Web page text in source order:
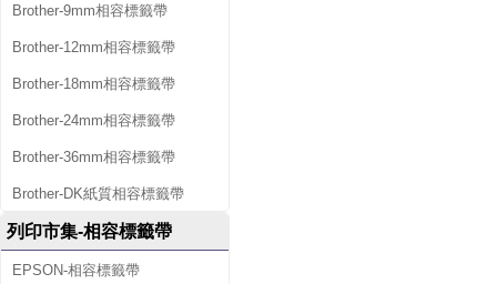
Brother-9mm相容標籤帶
Brother-12mm相容標籤帶
Brother-18mm相容標籤帶
Brother-24mm相容標籤帶
Brother-36mm相容標籤帶
Brother-DK紙質相容標籤帶
列印市集-相容標籤帶
EPSON-相容標籤帶